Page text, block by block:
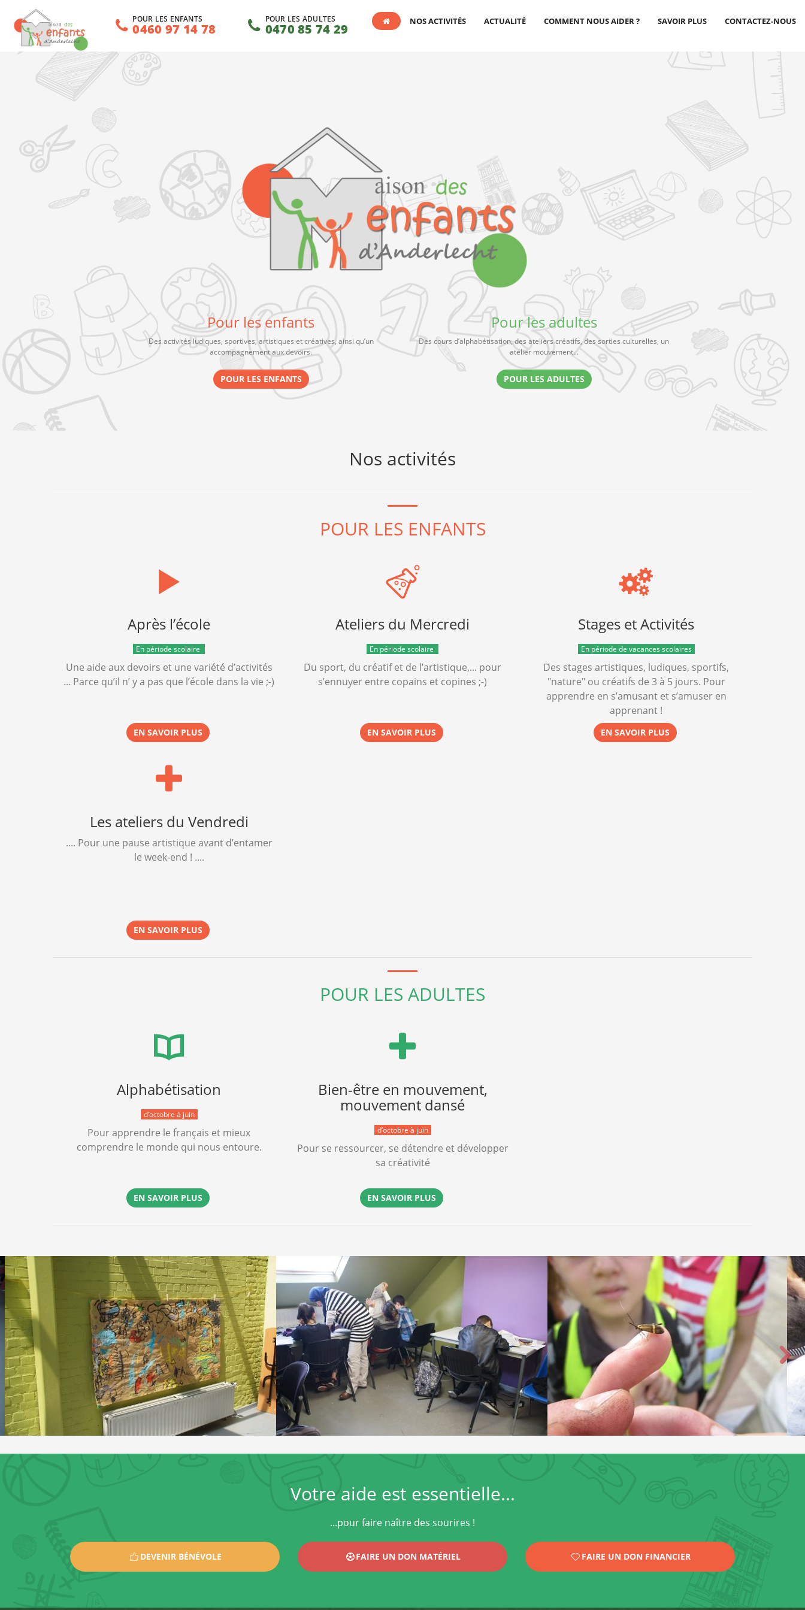
POUR LES ENFANTS
0460 97 14 78
POUR LES ADULTES
0470 85 74 29 NOS ACTIVITÉS ACTUALITÉ COMMENT NOUS AIDER ? SAVOIR PLUS CONTACTEZ-NOUS
Pour les enfants
Des activités ludiques, sportives, artistiques et créatives, ainsi qu’un
accompagnement aux devoirs.
POUR LES ENFANTS
Pour les adultes
Des cours d’alphabétisation, des ateliers créatifs, des sorties culturelles, un
atelier mouvement...
POUR LES ADULTES
Nos activités
POUR LES ENFANTS
Après l’école
En période scolaire
Une aide aux devoirs et une variété d’activités
... Parce qu’il n’ y a pas que l’école dans la vie ;-)
EN SAVOIR PLUS
Ateliers du Mercredi
En période scolaire
Du sport, du créatif et de l’artistique,... pour
s’ennuyer entre copains et copines ;-)
EN SAVOIR PLUS
Stages et Activités
En période de vacances scolaires
Des stages artistiques, ludiques, sportifs,
"nature" ou créatifs de 3 à 5 jours. Pour
apprendre en s’amusant et s’amuser en
apprenant !
EN SAVOIR PLUS
Les ateliers du Vendredi
.... Pour une pause artistique avant d’entamer
le week-end ! ....
EN SAVOIR PLUS
POUR LES ADULTES
Alphabétisation
d’octobre à juin
Pour apprendre le français et mieux
comprendre le monde qui nous entoure.
EN SAVOIR PLUS
Bien-être en mouvement,
mouvement dansé
d’octobre à juin
Pour se ressourcer, se détendre et développer
sa créativité
EN SAVOIR PLUS
Votre aide est essentielle...
...pour faire naître des sourires !
DEVENIR BÉNÉVOLE FAIRE UN DON MATÉRIEL FAIRE UN DON FINANCIER